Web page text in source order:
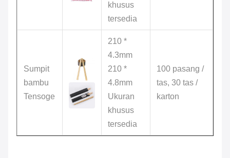
khusus
tersedia
Sumpit
bambu
Tensoge
210 *
4.3mm
210 *
4.8mm
Ukuran
khusus
tersedia
100 pasang /
tas, 30 tas /
karton